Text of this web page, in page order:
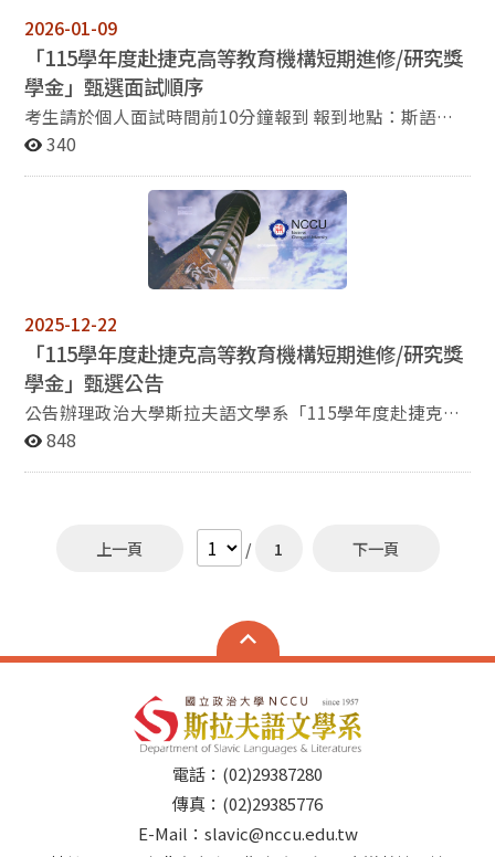
規定時程辦理。 七、教育部申請簡章及其他附件請自行下
載，如有疑問可洽國合處丘小姐 （分機67465 ，
yushan99@nccu.edu.tw）。 相關表件請由國合處網頁
公告下載。
2026-01-09
「115學年度赴捷克高等教育機構短期進修/研究獎
學金」甄選面試順序
考生請於個人面試時間前10分鐘報到 報到地點：斯語系
辦公室（道藩樓四樓） 面試地點：斯語系俄羅斯中心
340
2025-12-22
「115學年度赴捷克高等教育機構短期進修/研究獎
學金」甄選公告
公告辦理政治大學斯拉夫語文學系「115學年度赴捷克高
等教育機構短期進修/研究獎學金」甄選，有意申請者請
學位或同等學歷者，每月核予13,000克朗，未具碩士學位
註明。另在捷克研習期間之健康保險費用須自行負擔。
4. 受獎期間：115年9月或10月（視擬進修/研究機構之開
之進修/研究。 5. 申請資格： 5.1 具中華民國國籍。 5.2 目
前或曾經於政治大學斯拉夫語文學系修習捷克語相關課程
學士學位或同等學歷者。 5.4 請確認及評估赴捷克之可行
性，包括個人、家庭及役男兵役問題等因素。 6.參加甄選
應繳文件（下述6.1及6.5文件請以英語或捷克語撰寫）：
6.1 捷克獎學金申請表（附件一）； 6.2 護照影本或身
848
上一頁 / 1 下一頁
電話：(02)29387280
傳真：(02)29385776
E-Mail：slavic@nccu.edu.tw